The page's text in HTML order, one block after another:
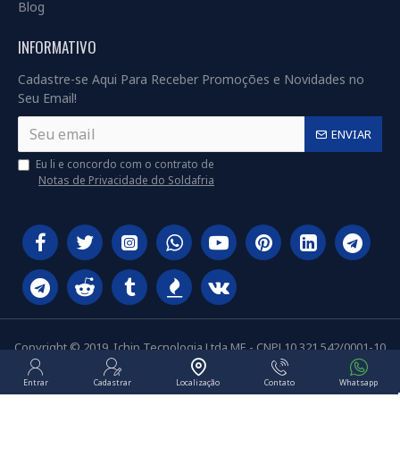
Blog
INFORMATIVO
Cadastre-se Aqui Para Receber Promoções e Novidades no
Seu Email!
ENVIAR
Eu li e concordo com o contrato de
Notas de Privacidade do Soldafria
Copyright © 2019, Ichip Tecnologia Ltda ME - CNPJ 10.321.542/0001-10
Entrar Cadastrar Localização Contato Whatsapp